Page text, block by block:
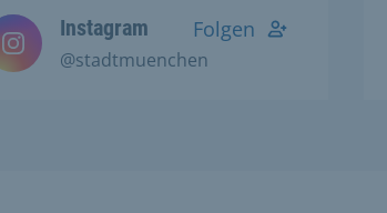
Instagram
@stadtmuenchen
Folgen